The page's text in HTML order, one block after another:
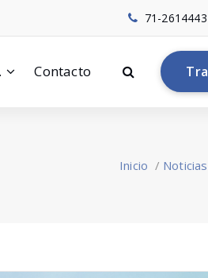
71-2614443
Contacto Tra
Inicio / Noticias